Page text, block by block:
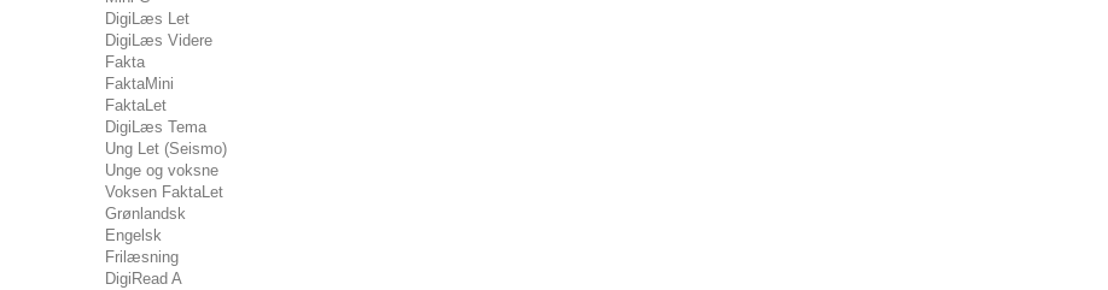
DigiLæs Let
DigiLæs Videre
Fakta
FaktaMini
FaktaLet
DigiLæs Tema
Ung Let (Seismo)
Unge og voksne
Voksen FaktaLet
Grønlandsk
Engelsk
Frilæsning
DigiRead A